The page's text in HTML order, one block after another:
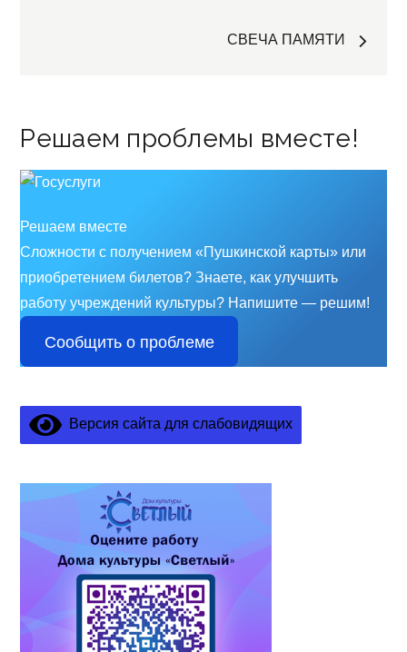
СВЕЧА ПАМЯТИ
Решаем проблемы вместе!
Решаем вместе
Сложности с получением «Пушкинской карты» или
приобретением билетов? Знаете, как улучшить
работу учреждений культуры? Напишите — решим!
Сообщить о проблеме
Версия сайта для слабовидящих